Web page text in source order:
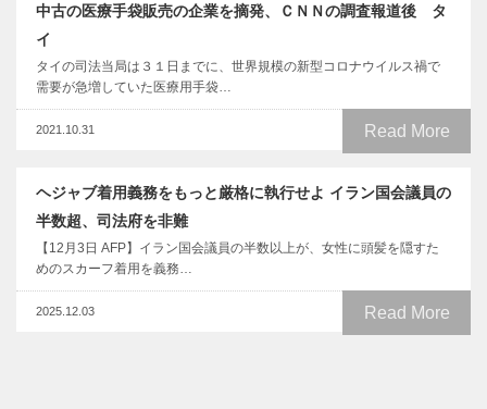
中古の医療手袋販売の企業を摘発、ＣＮＮの調査報道後 タ
イ
タイの司法当局は３１日までに、世界規模の新型コロナウイルス禍で
需要が急増していた医療用手袋…
Read More
2021.10.31
ヘジャブ着用義務をもっと厳格に執行せよ イラン国会議員の
半数超、司法府を非難
【12月3日 AFP】イラン国会議員の半数以上が、女性に頭髪を隠すた
めのスカーフ着用を義務…
Read More
2025.12.03